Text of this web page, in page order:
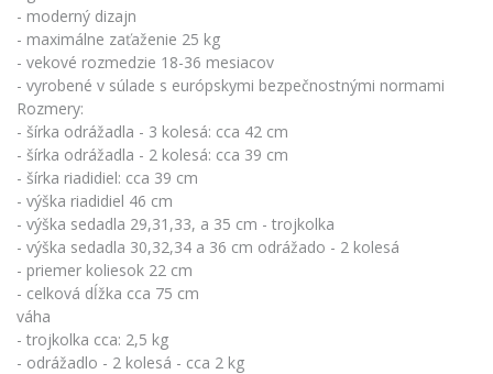
- moderný dizajn
- maximálne zaťaženie 25 kg
- vekové rozmedzie 18-36 mesiacov
- vyrobené v súlade s európskymi bezpečnostnými normami
Rozmery:
- šírka odrážadla - 3 kolesá: cca 42 cm
- šírka odrážadla - 2 kolesá: cca 39 cm
- šírka riadidiel: cca 39 cm
- výška riadidiel 46 cm
- výška sedadla 29,31,33, a 35 cm - trojkolka
- výška sedadla 30,32,34 a 36 cm odrážado - 2 kolesá
- priemer koliesok 22 cm
- celková dĺžka cca 75 cm
váha
- trojkolka cca: 2,5 kg
- odrážadlo - 2 kolesá - cca 2 kg